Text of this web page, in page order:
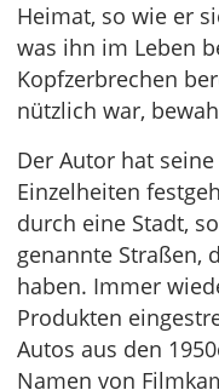
Heimat, so wie er
was ihn im Leben
Kopfzerbrechen
nützlich war,
Der Autor hat
Einzelheiten
durch eine Stadt,
genannte Straßen,
haben. Immer
Produkten
Autos aus den
Namen von